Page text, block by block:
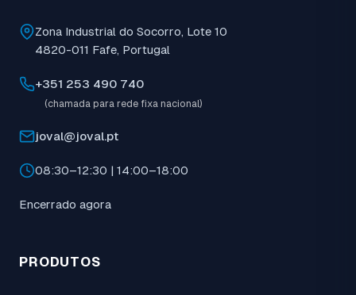
Zona Industrial do Socorro, Lote 10
4820-011 Fafe, Portugal
+351 253 490 740
(chamada para rede fixa nacional)
joval@joval.pt
08:30–12:30 | 14:00–18:00
Encerrado agora
PRODUTOS